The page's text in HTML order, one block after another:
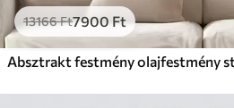
13166Ft7900Ft